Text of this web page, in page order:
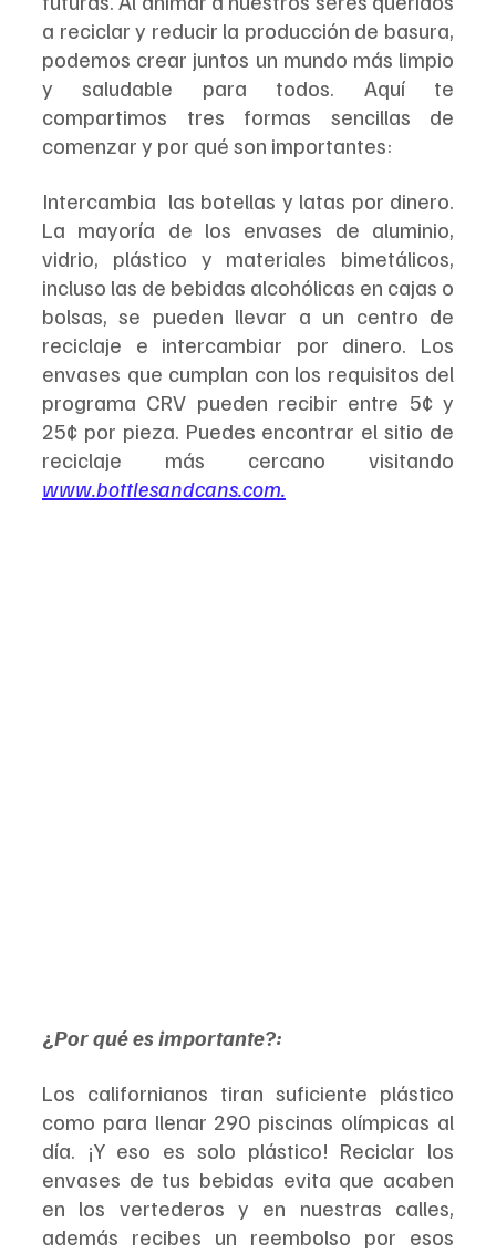
a reciclar y reducir la producción de basura,
podemos crear juntos un mundo más limpio
y saludable para todos. Aquí te
compartimos tres formas sencillas de
comenzar y por qué son importantes:
Intercambia  las botellas y latas por dinero.
La mayoría de los envases de aluminio,
vidrio, plástico y materiales bimetálicos,
incluso las de bebidas alcohólicas en cajas o
bolsas, se pueden llevar a un centro de
reciclaje e intercambiar por dinero. Los
envases que cumplan con los requisitos del
programa CRV pueden recibir entre 5¢ y
25¢ por pieza. Puedes encontrar el sitio de
www.bottlesandcans.com.
¿Por qué es importante?:
Los californianos tiran suficiente plástico
como para llenar 290 piscinas olímpicas al
día. ¡Y eso es solo plástico! Reciclar los
envases de tus bebidas evita que acaben
en los vertederos y en nuestras calles,
además recibes un reembolso por esos